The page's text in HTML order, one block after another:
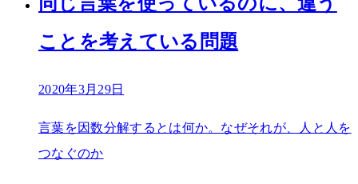
ことを考えている問題
2020年3月29日
言葉を因数分解するとは何か。なぜそれが、人と人を
つなぐのか